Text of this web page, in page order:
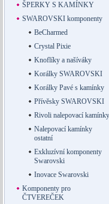
ŠPERKY S KAMÍNKY
SWAROVSKI komponenty
BeCharmed
Crystal Pixie
Knoflíky a našíváky
Korálky SWAROVSKI
Korálky Pavé s kamínky
Přívěsky SWAROVSKI
Rivoli nalepovací kamínky
Nalepovací kamínky
ostatní
Exkluzívní komponenty
Swarovski
Inovace Swarovski
Komponenty pro
ČTVEREČEK